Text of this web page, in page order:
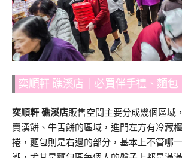
奕順軒 礁溪店｜必買伴手禮、麵包
奕順軒 礁溪店販售空間主要分成幾個區域
賣漢餅、牛舌餅的區域，進門左方有冷藏
捲，麵包則是右邊的部分，基本上不管哪